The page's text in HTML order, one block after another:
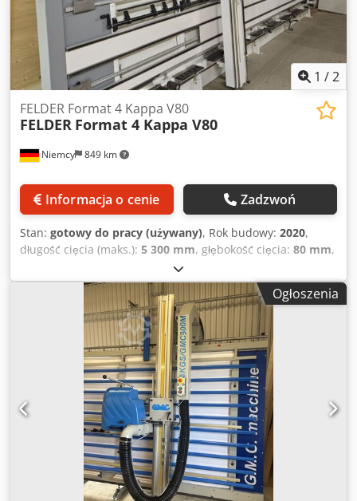
1 /2
Niemcy 849 km
FELDER Format 4 Kappa V80
FELDER Format 4 Kappa V80
Informacja o cenie Zadzwoń
Stan: gotowy do pracy (używany), Rok budowy: 2020,
długość cięcia (maks.): 5 300 mm, głębokość cięcia: 80 mm,
Pilarka panelowa Felder Format 4 Kappa V80 została
wyprodukowana w 2020 roku. Wyposażona jest w mocny
silnik 5,5 kW, tarczę tnącą o średnicy 300 mm i może
wykonywać cięcia o długości do 5300 mm i wysokości do
2200 mm. Idealna do precyzyjnego cięcia paneli na dużą
skalę. Skontaktuj się z nami, aby uzyskać więcej informacji
o tej maszynie. • Moc silnika pilarki: 5,5 kW • Średnica
tarczy piły: 300 mm • Głębokość cięcia: 80 mm • Długość
cięcia: 5300 mm Dedpfx Aox D D Sceiqock • Wysokość
cięcia: 2200 mm • Maksymalne cięcie poziome: 2080 mm
Ogłoszenia